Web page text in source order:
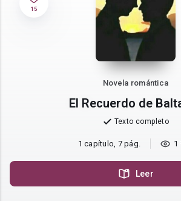
15
Novela romántica
El Recuerdo de
Texto completo
1 capítulo, 7 pág. 1
Leer